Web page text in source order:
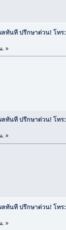
ลทันที ปรึกษาด่วน! โทร:
. »
ลทันที ปรึกษาด่วน! โทร:
. »
ลทันที ปรึกษาด่วน! โทร:
. »